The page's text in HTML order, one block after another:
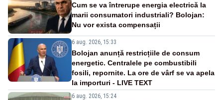
Cum se va întrerupe energia electrică la
marii consumatori industriali? Bolojan:
Nu vor exista compensații
6 aug. 2026, 15:33
Bolojan anunță restricțiile de consum
energetic. Centralele pe combustibili
fosili, repornite. La ore de vârf se va apela
la importuri - LIVE TEXT
6 aug. 2026, 15:24